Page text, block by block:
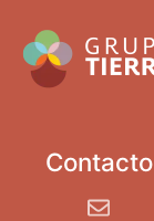
Contacto